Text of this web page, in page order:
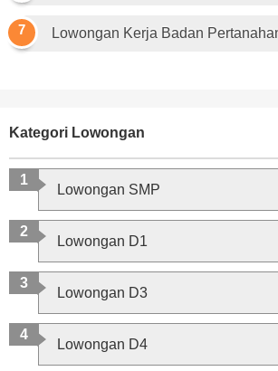
Lowongan Kerja Badan
Kategori Lowongan
Lowongan SMP
Lowongan D1
Lowongan D3
Lowongan D4